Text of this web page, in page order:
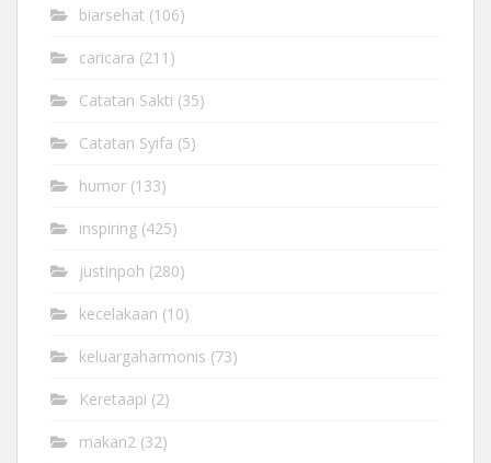
biarsehat (106)
caricara (211)
Catatan Sakti (35)
Catatan Syifa (5)
humor (133)
inspiring (425)
justinpoh (280)
kecelakaan (10)
keluargaharmonis (73)
Keretaapi (2)
makan2 (32)